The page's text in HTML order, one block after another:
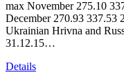
max November 275.10
December 270.93 337.53
Ukrainian Hrivna and
31.12.15…
Details